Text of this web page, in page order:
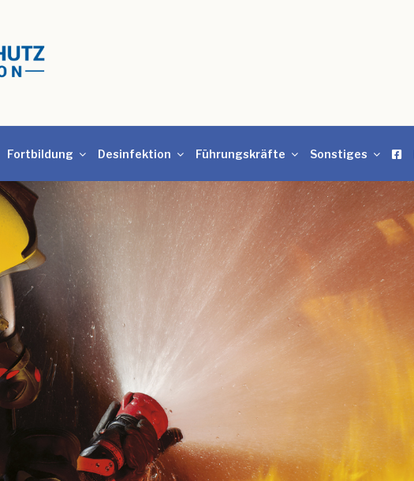
Fortbildung Desinfektion Führungskräfte Sonstiges